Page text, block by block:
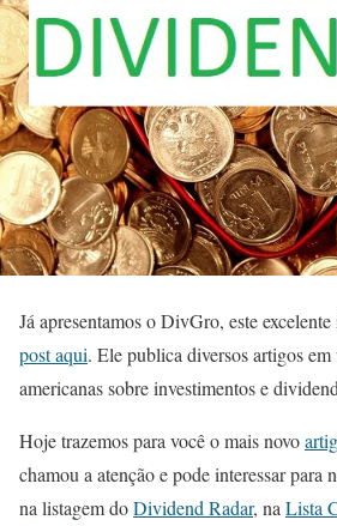
Já apresentamos o DivGro, este
post aqui. Ele publica diversos artigos
americanas sobre investimentos e
Hoje trazemos para você o mais novo
chamou a atenção e pode interessar para
na listagem doDividend Radar, naLista